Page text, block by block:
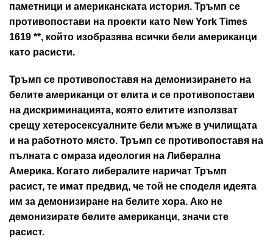
паметници и американската история. Тръмп се
противопостави на проекти като New York Times
1619 **, който изобразява всички бели американци
като расисти.
Тръмп се противопоставя на демонизирането на
белите американци от елита и се противопостави
на дискриминацията, която елитите използват
срещу хетеросексуалните бели мъже в училищата
и на работното място. Тръмп се противопоставя на
пълната с омраза идеология на Либерална
Америка. Когато либералите наричат Тръмп
расист, те имат предвид, че той не споделя идеята
им за демонизиране на белите хора. Ако не
демонизирате белите американци, значи сте
расист.